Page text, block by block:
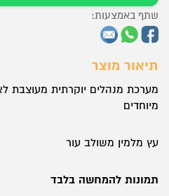
יוקרתית
דגם
ALBA
תיאור מוצר
מערכת מנהלים יוקרתית מעוצבת
מיוחדים
עץ מלמין משולב עור
תמונות להמחשה בלבד
שתף באמצעות: